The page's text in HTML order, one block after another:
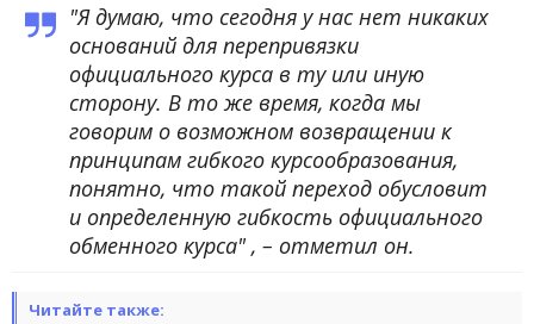
"Я думаю, что сегодня у нас нет никаких
оснований для перепривязки
официального курса в ту или иную
сторону. В то же время, когда мы
говорим о возможном возвращении к
принципам гибкого курсообразования,
понятно, что такой переход обусловит
и определенную гибкость официального
обменного курса" , – отметил он.
Читайте также: